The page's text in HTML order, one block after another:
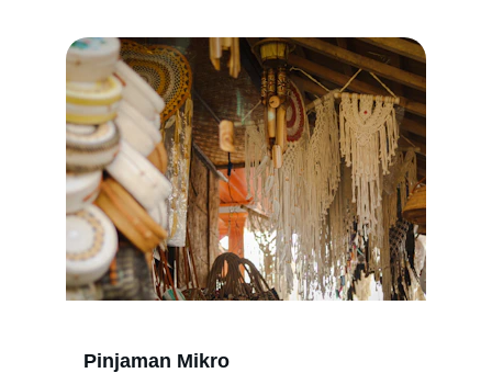
Pinjaman Mikro